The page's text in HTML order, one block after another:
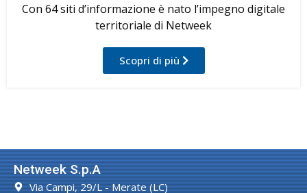
Con 64 siti d’informazione è nato l’impegno digitale
territoriale di Netweek
Scopri di più
Netweek S.p.A
Via Campi, 29/L - Merate (LC)